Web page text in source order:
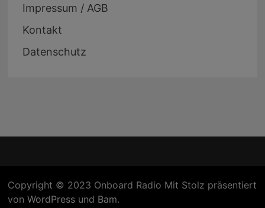
Impressum / AGB
Kontakt
Datenschutz
Copyright © 2023 Onboard Radio Mit Stolz präsentiert
von WordPressund Bam.